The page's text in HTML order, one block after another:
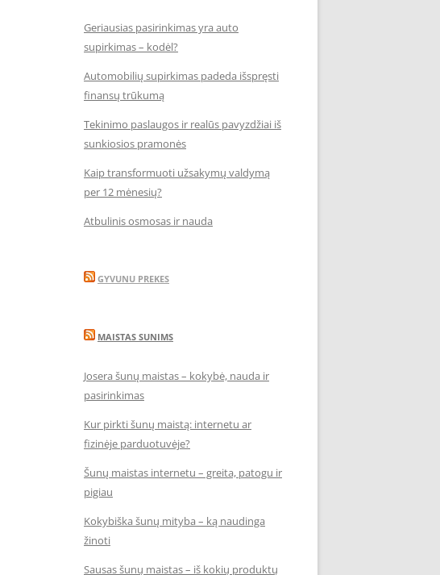
Geriausias pasirinkimas yra auto
supirkimas – kodėl?
Automobilių supirkimas padeda išspręsti
finansų trūkumą
Tekinimo paslaugos ir realūs pavyzdžiai iš
sunkiosios pramonės
Kaip transformuoti užsakymų valdymą
per 12 mėnesių?
Atbulinis osmosas ir nauda
GYVUNU PREKES
MAISTAS SUNIMS
Josera šunų maistas – kokybė, nauda ir
pasirinkimas
Kur pirkti šunų maistą: internetu ar
fizinėje parduotuvėje?
Šunų maistas internetu – greita, patogu ir
pigiau
Kokybiška šunų mityba – ką naudinga
žinoti
Sausas šunų maistas – iš kokių produktų